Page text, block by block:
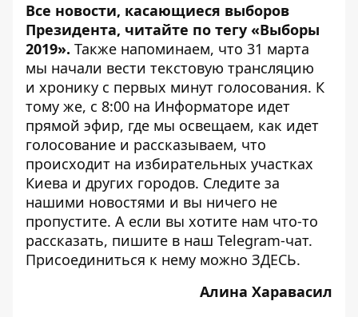
Все новости, касающиеся выборов
Президента, читайте по тегу «Выборы
2019». Также напоминаем, что 31 марта
мы начали вести текстовую трансляцию
и хронику с первых минут голосования. К
тому же, с 8:00 на Информаторе идет
прямой эфир, где мы освещаем, как идет
голосование и рассказываем, что
происходит на избирательных участках
Киева и других городов. Следите за
нашими новостями и вы ничего не
пропустите. А если вы хотите нам что-то
рассказать, пишите в наш Telegram-чат.
Присоединиться к нему можно ЗДЕСЬ.
Алина Харавасил